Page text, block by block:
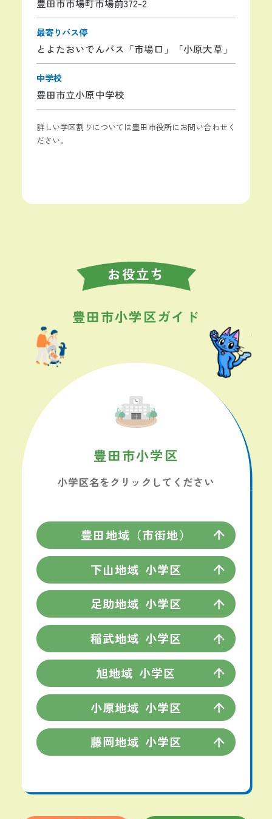
豊田市市場町市場前372-2
最寄りバス停
とよたおいでんバス「市場口」「小原大草」
中学校
豊田市立小原中学校
詳しい学区割りについては豊田市役所にお問い合わせく
ださい。
お役立ち
豊田市小学区ガイド
豊田市小学区
小学区名をクリックしてください
豊田地域（市街地）
下山地域 小学区
足助地域 小学区
稲武地域 小学区
旭地域 小学区
小原地域 小学区
藤岡地域 小学区